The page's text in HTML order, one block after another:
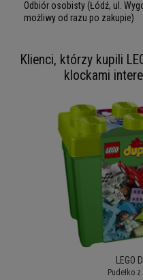
Odbiór osobisty (Łódź, ul.
możliwy od razu po zakupie)
Klienci, którzy kupili
klockami
LEGO
Pudełko